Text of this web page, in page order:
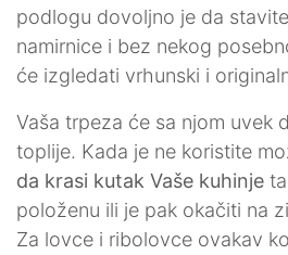
podlogu dovoljno je da
namirnice i bez nekog
će izgledati vrhunski i
Vaša trpeza će sa njom uvek
toplije. Kada je ne koristite
da krasi kutak Vaše kuhinje
položenu ili je pak okačiti na
Za lovce i ribolovce ovakav